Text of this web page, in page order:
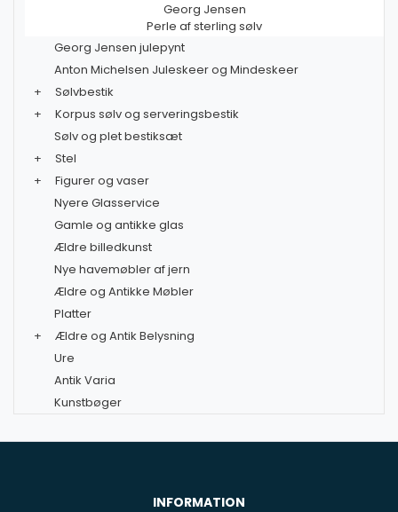
Georg Jensen
Perle af sterling sølv
Georg Jensen julepynt
Anton Michelsen Juleskeer og Mindeskeer
+
Sølvbestik
+
Korpus sølv og serveringsbestik
Sølv og plet bestiksæt
+
Stel
+
Figurer og vaser
Nyere Glasservice
Gamle og antikke glas
Ældre billedkunst
Nye havemøbler af jern
Ældre og Antikke Møbler
Platter
+
Ældre og Antik Belysning
Ure
Antik Varia
Kunstbøger
INFORMATION